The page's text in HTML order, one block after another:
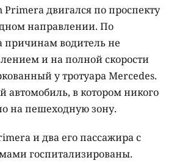
Primera двигался по проспекту
направлении. По
причинам водитель не
и на полной скорости
у тротуара Mercedes.
автомобиль, в котором никого
на пешеходную зону.
и два его пассажира с
госпитализированы.